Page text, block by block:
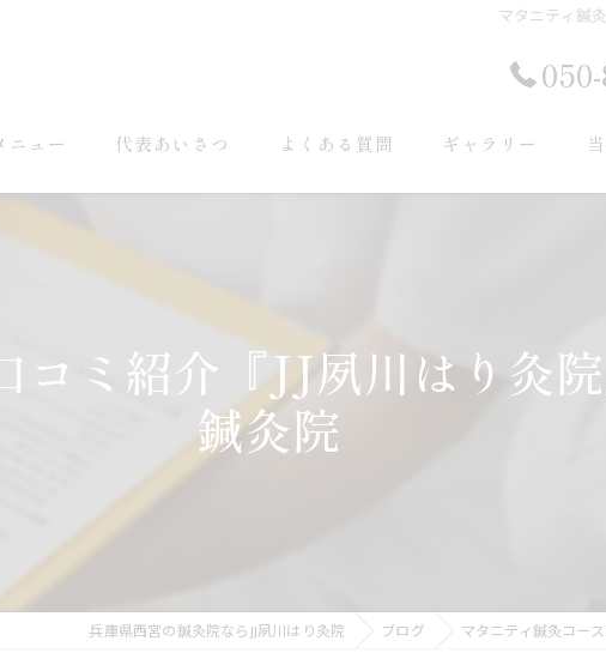
マタニティ鍼
ニュー 代表あいさつ よくある質問 ギャラリー
コミ紹介『JJ夙川はり灸
鍼灸院
兵庫県西宮の鍼灸院ならJJ夙川はり灸院 ブログ マタニティ鍼灸コー